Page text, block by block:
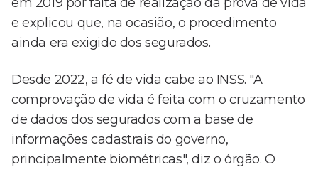
em 2019 por falta de realização da prova de vida
e explicou que, na ocasião, o procedimento
ainda era exigido dos segurados.
Desde 2022, a fé de vida cabe ao INSS. "A
comprovação de vida é feita com o cruzamento
de dados dos segurados com a base de
informações cadastrais do governo,
principalmente biométricas", diz o órgão. O